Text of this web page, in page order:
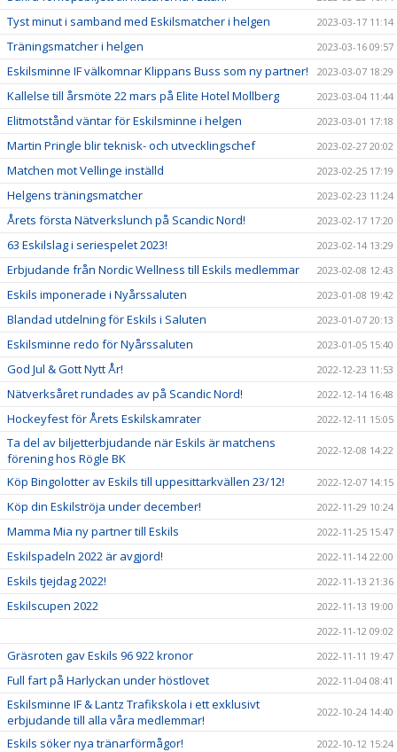
Tyst minut i samband med Eskilsmatcher i helgen 2023-03-17 11:14
Träningsmatcher i helgen 2023-03-16 09:57
Eskilsminne IF välkomnar Klippans Buss som ny partner! 2023-03-07 18:29
Kallelse till årsmöte 22 mars på Elite Hotel Mollberg 2023-03-04 11:44
Elitmotstånd väntar för Eskilsminne i helgen 2023-03-01 17:18
Martin Pringle blir teknisk- och utvecklingschef 2023-02-27 20:02
Matchen mot Vellinge inställd 2023-02-25 17:19
Helgens träningsmatcher 2023-02-23 11:24
Årets första Nätverkslunch på Scandic Nord! 2023-02-17 17:20
63 Eskilslag i seriespelet 2023! 2023-02-14 13:29
Erbjudande från Nordic Wellness till Eskils medlemmar 2023-02-08 12:43
Eskils imponerade i Nyårssaluten 2023-01-08 19:42
Blandad utdelning för Eskils i Saluten 2023-01-07 20:13
Eskilsminne redo för Nyårssaluten 2023-01-05 15:40
God Jul & Gott Nytt År! 2022-12-23 11:53
Nätverksåret rundades av på Scandic Nord! 2022-12-14 16:48
Hockeyfest för Årets Eskilskamrater 2022-12-11 15:05
Ta del av biljetterbjudande när Eskils är matchens
förening hos Rögle BK
2022-12-08 14:22
Köp Bingolotter av Eskils till uppesittarkvällen 23/12! 2022-12-07 14:15
Köp din Eskilströja under december! 2022-11-29 10:24
Mamma Mia ny partner till Eskils 2022-11-25 15:47
Eskilspadeln 2022 är avgjord! 2022-11-14 22:00
Eskils tjejdag 2022! 2022-11-13 21:36
Eskilscupen 2022
2022-11-13 19:00
2022-11-12 09:02
Gräsroten gav Eskils 96 922 kronor 2022-11-11 19:47
Full fart på Harlyckan under höstlovet 2022-11-04 08:41
Eskilsminne IF & Lantz Trafikskola i ett exklusivt
erbjudande till alla våra medlemmar!
2022-10-24 14:40
Eskils söker nya tränarförmågor! 2022-10-12 15:24